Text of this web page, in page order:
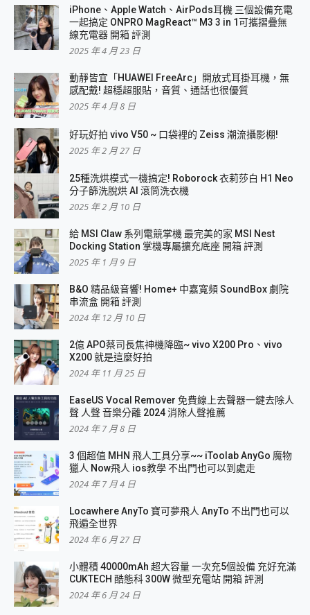
iPhone、Apple Watch、AirPods耳機 三個設備充電
一起搞定 ONPRO MagReact™ M3 3 in 1可攜摺疊無
線充電器 開箱 評測
2025 年 4 月 23 日
動靜皆宜「HUAWEI FreeArc」開放式耳掛耳機，無
感配戴! 超穩超服貼，音質、通話也很優質
2025 年 4 月 8 日
好玩好拍 vivo V50 ~ 口袋裡的 Zeiss 潮流攝影棚!
2025 年 2 月 27 日
25種洗烘模式一機搞定! Roborock 衣莉莎白 H1 Neo
分子篩洗脫烘 AI 滾筒洗衣機
2025 年 2 月 10 日
給 MSI Claw 系列電競掌機 最完美的家 MSI Nest
Docking Station 掌機專屬擴充底座 開箱 評測
2025 年 1 月 9 日
B&O 精品級音響! Home+ 中嘉寬頻 SoundBox 劇院
串流盒 開箱 評測
2024 年 12 月 10 日
2億 APO蔡司長焦神機降臨~ vivo X200 Pro、vivo
X200 就是這麼好拍
2024 年 11 月 25 日
EaseUS Vocal Remover 免費線上去聲器一鍵去除人
聲 人聲 音樂分離 2024 消除人聲推薦
2024 年 7 月 8 日
3 個超值 MHN 飛人工具分享~~ iToolab AnyGo 魔物
獵人 Now飛人 ios教學 不出門也可以到處走
2024 年 7 月 4 日
Locawhere AnyTo 寶可夢飛人 AnyTo 不出門也可以
飛遍全世界
2024 年 6 月 27 日
小體積 40000mAh 超大容量 一次充5個設備 充好充滿
CUKTECH 酷態科 300W 微型充電站 開箱 評測
2024 年 6 月 24 日